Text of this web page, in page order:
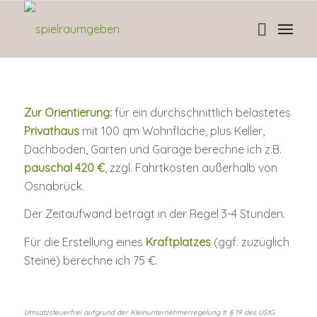
Zur Orientierung:für ein durchschnittlich belastetes
Privathausmit 100 qm Wohnfläche, plus Keller,
Dachboden, Garten und Garage berechne ich z.B.
pauschal 420 €, zzgl. Fahrtkosten außerhalb von
Osnabrück.
Der Zeitaufwand beträgt in der Regel 3-4 Stunden.
Für die Erstellung eines Kraftplatzes(ggf. zuzüglich
Steine) berechne ich 75 €.
Umsatzsteuerfrei aufgrund der Kleinunternehmerregelung lt. § 19 des UStG